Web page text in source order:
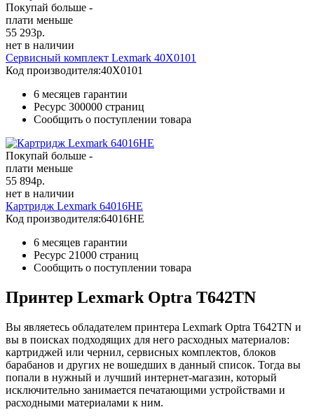
Покупай больше -
плати меньше
55 293р.
нет в наличии
Сервисный комплект Lexmark 40X0101
Код производителя:40X0101
6 месяцев гарантии
Ресурс 300000 страниц
Сообщить о поступлении товара
Покупай больше -
плати меньше
55 894р.
нет в наличии
Картридж Lexmark 64016HE
Код производителя:64016HE
6 месяцев гарантии
Ресурс 21000 страниц
Сообщить о поступлении товара
Принтер Lexmark Optra T642TN
Вы являетесь обладателем принтера Lexmark Optra T642TN и
вы в поисках подходящих для него расходных материалов:
картриджей или чернил, сервисных комплектов, блоков
барабанов и других не вошедших в данный список. Тогда вы
попали в нужный и лучший интернет-магазин, который
исключительно занимается печатающими устройствами и
расходными материалами к ним.